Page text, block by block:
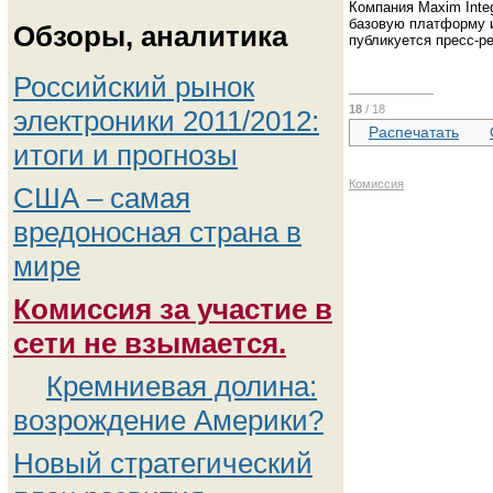
Обзоры, аналитика
Российский рынок
электроники 2011/2012:
итоги и прогнозы
США – самая
вредоносная страна в
мире
Комиссия за участие в
сети не взымается.
Кремниевая долина:
возрождение Америки?
Новый стратегический
Компания Maxim
базовую платформу
публикуется пресс-
18 / 18
Распечатать
Комиссия